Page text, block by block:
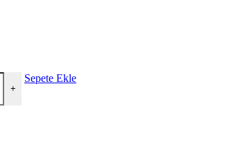
+
Sepete Ekle